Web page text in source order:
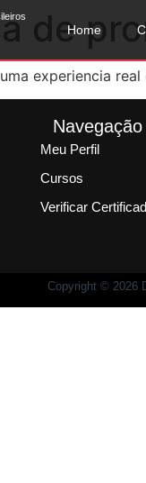
Home
de
experiencia real
Navegação
Meu Perfil
Cursos
Verificar
Copyright © 2026